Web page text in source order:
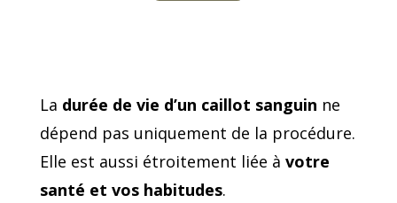
La durée de vie d’un caillot sanguin ne
dépend pas uniquement de la procédure.
Elle est aussi étroitement liée à votre
santé et vos habitudes.